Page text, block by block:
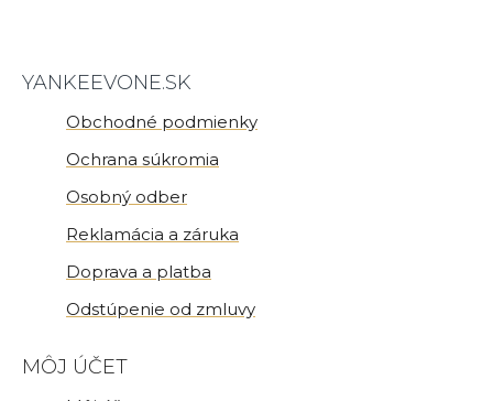
YANKEEVONE.SK
Obchodné podmienky
Ochrana súkromia
Osobný odber
Reklamácia a záruka
Doprava a platba
Odstúpenie od zmluvy
MÔJ ÚČET